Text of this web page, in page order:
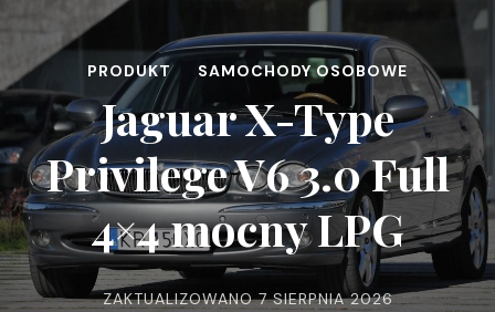
PRODUKT SAMOCHODY OSOBOWE
Jaguar X-Type
Privilege V6 3.0 Full
4×4 mocny LPG
ZAKTUALIZOWANO7 SIERPNIA 2026